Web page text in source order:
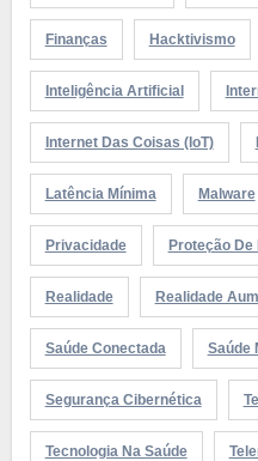
Finanças Hacktivismo
Inteligência Artificial
Internet Das Coisas (IoT)
Latência Mínima Malware
Privacidade Proteção De
Realidade Realidade
Saúde Conectada Saúde
Segurança Cibernética
Tecnologia Na Saúde